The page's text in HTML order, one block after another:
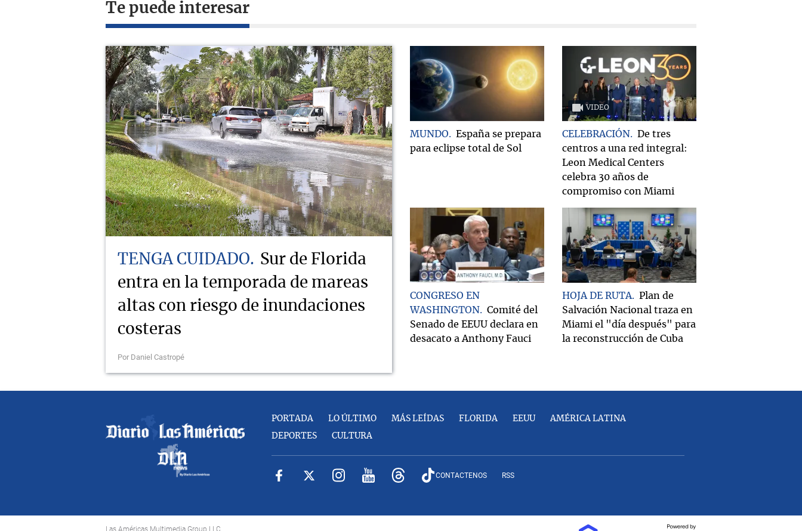
Te puede interesar
TENGA CUIDADO
Sur de Florida
entra en la temporada de mareas
altas con riesgo de inundaciones
costeras
Por Daniel Castropé
MUNDO
España se prepara
para eclipse total de Sol
VIDEO
CELEBRACIÓN
De tres
centros a una red integral:
Leon Medical Centers
celebra 30 años de
compromiso con Miami
CONGRESO EN
WASHINGTON
Comité del
Senado de EEUU declara en
desacato a Anthony Fauci
HOJA DE RUTA
Plan de
Salvación Nacional traza en
Miami el "día después" para
la reconstrucción de Cuba
PORTADA LO ÚLTIMO MÁS LEÍDAS FLORIDA EEUU AMÉRICA LATINA
DEPORTES CULTURA
CONTACTENOS RSS